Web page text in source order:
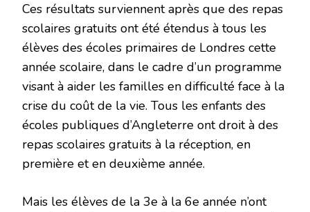
Ces résultats surviennent après que des repas
scolaires gratuits ont été étendus à tous les
élèves des écoles primaires de Londres cette
année scolaire, dans le cadre d’un programme
visant à aider les familles en difficulté face à la
crise du coût de la vie. Tous les enfants des
écoles publiques d’Angleterre ont droit à des
repas scolaires gratuits à la réception, en
première et en deuxième année.
Mais les élèves de la 3e à la 6e année n’ont